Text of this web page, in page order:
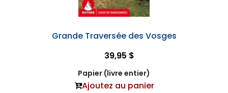
Grande Traversée des Vosges
39,95 $
Papier (livre entier)
Ajoutez au panier